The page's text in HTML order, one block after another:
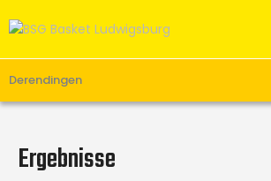
DerendingenVerein
Teams M
Ergebnisse